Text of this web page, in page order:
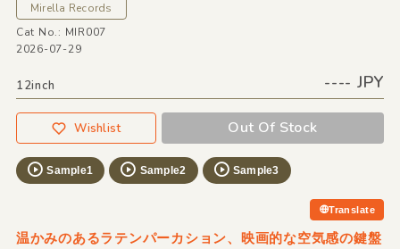
Mirella Records
Cat No.: MIR007
2026-07-29
12inch ---- JPY
Wishlist Out Of Stock
Sample1 Sample2 Sample3
Translate
温かみのあるラテンパーカション、映画的な空気感の鍵盤